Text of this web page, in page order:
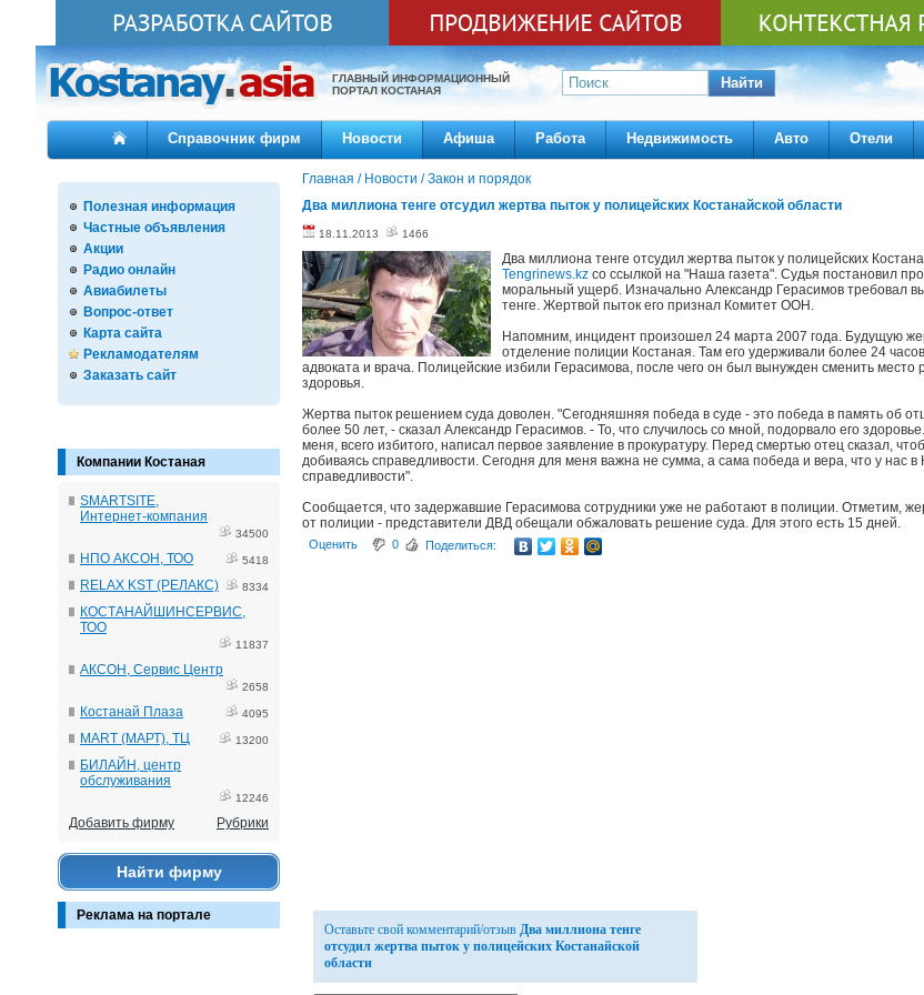
ГЛАВНЫЙ ИНФОРМАЦИОННЫЙ
ПОРТАЛ КОСТАНАЯ
Найти
Справочник фирм Новости Афиша Работа Недвижимость Авто Отели
Полезная информация
Частные объявления
Акции
Радио онлайн
Авиабилеты
Вопрос-ответ
Карта сайта
Рекламодателям
Заказать сайт
Компании Костаная
SMARTSITE,
Интернет-компания
34500
НПО АКСОН, ТОО 5418
RELAX KST (РЕЛАКС) 8334
КОСТАНАЙШИНСЕРВИС,
ТОО
11837
АКСОН, Сервис Центр
2658
Костанай Плаза 4095
MART (МАРТ), ТЦ 13200
БИЛАЙН, центр
обслуживания
12246
Добавить фирму Рубрики
Найти фирму
Реклама на портале
Главная / Новости /Закон и порядок
Два миллиона тенге отсудил жертва пыток у полицейских Костанайской области
18.11.2013 1466
Два миллиона тенге отсудил жертва пыток у полицейских
Tengrinews.kz со ссылкой на "Наша газета". Судья постановил
моральный ущерб. Изначально Александр Герасимов требовал
тенге. Жертвой пыток его признал Комитет ООН.
Напомним, инцидент произошел 24 марта 2007 года. Будущую
отделение полиции Костаная. Там его удерживали более 24
адвоката и врача. Полицейские избили Герасимова, после чего он был вынужден сменить место
здоровья.
Жертва пыток решением суда доволен. "Сегодняшняя победа в суде - это победа в память об
более 50 лет, - сказал Александр Герасимов. - То, что случилось со мной, подорвало его
меня, всего избитого, написал первое заявление в прокуратуру. Перед смертью отец сказал,
добиваясь справедливости. Сегодня для меня важна не сумма, а сама победа и вера, что у нас
справедливости".
Сообщается, что задержавшие Герасимова сотрудники уже не работают в полиции. Отметим,
от полиции - представители ДВД обещали обжаловать решение суда. Для этого есть 15 дней.
Оценить 0 Поделиться:
Оставьте свой комментарий/отзыв Два миллиона тенге
отсудил жертва пыток у полицейских Костанайской
области